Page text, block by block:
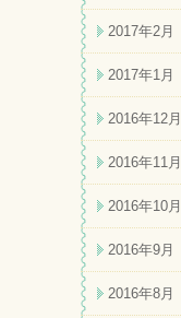
2017年2月
2017年1月
2016年12月
2016年11月
2016年10月
2016年9月
2016年8月